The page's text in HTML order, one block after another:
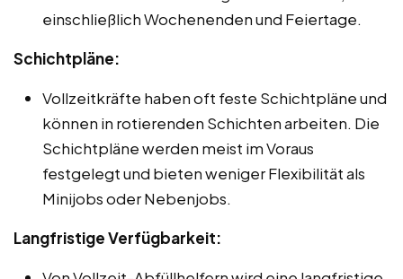
einschließlich Wochenenden und Feiertage.
Schichtpläne:
Vollzeitkräfte haben oft feste Schichtpläne und
können in rotierenden Schichten arbeiten. Die
Schichtpläne werden meist im Voraus
festgelegt und bieten weniger Flexibilität als
Minijobs oder Nebenjobs.
Langfristige Verfügbarkeit: